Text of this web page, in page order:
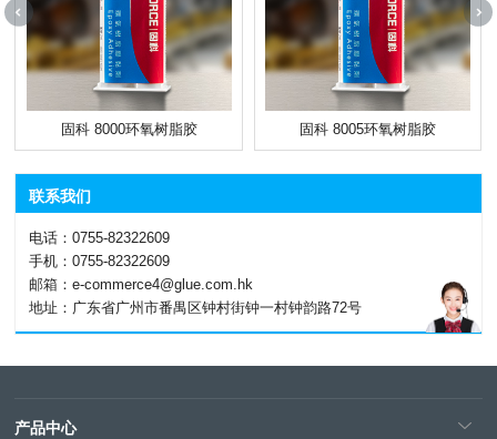
固科 8000环氧树脂胶 固科 8005环氧树脂胶
联系我们
电话：0755-82322609
手机：0755-82322609
邮箱：e-commerce4@glue.com.hk
地址：广东省广州市番禺区钟村街钟一村钟韵路72号
产品中心